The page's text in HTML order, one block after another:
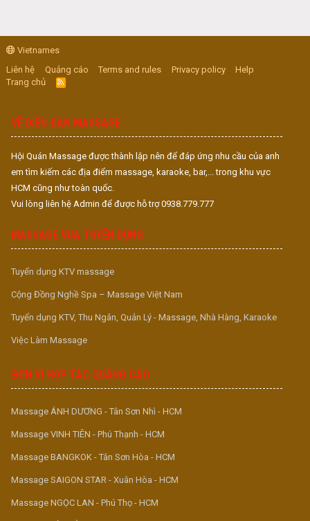
Vietnames
Liên hệ
Quảng cáo Terms and rules Privacy policy
Help
Trang chủ
R
S
VỀ DIỄN ĐÀN MASSAGE
Hội Quán Massage được thành lập nên để đáp ứng nhu cầu của anh
em tìm kiếm các địa điểm massage, karaoke, bar,... trong khu vực
HCM cũng như toàn quốc.
Vui lòng liên hệ Admin để được hỗ trợ 0938.779.777
MASSAGE VUA TUYỂN DỤNG
Tuyển dụng KTV massage
Cộng Đồng Nghề Spa – Massage Việt Nam
Tuyển dụng KTV, Thu Ngân, Quản Lý - Massage, Nhà Hàng, Karaoke
Việc Làm Massage
ĐƠN VỊ HỢP TÁC QUẢNG CÁO
Massage ÁNH DƯƠNG - Tân Sơn Nhì - HCM
Massage VINH TIÊN - Phú Thạnh - HCM
Massage BANGKOK - Tân Sơn Hòa - HCM
Massage SAIGON STAR - Xuân Hòa - HCM
Massage NGỌC LAN - Phú Thọ - HCM